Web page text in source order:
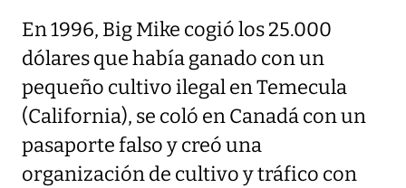
En 1996, Big Mike cogió los 25.000
dólares que había ganado con un
pequeño cultivo ilegal en Temecula
(California), se coló en Canadá con un
pasaporte falso y creó una
organización de cultivo y tráfico con